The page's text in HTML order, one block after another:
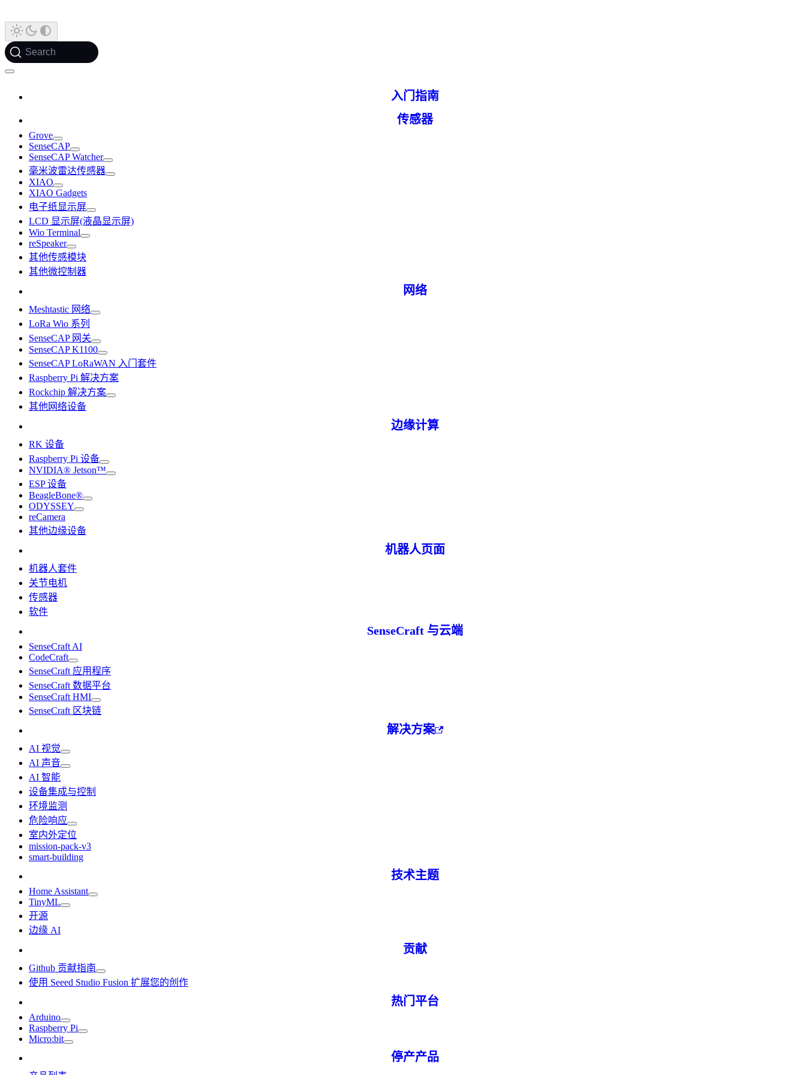
Search
入门指南
传感器
Grove
SenseCAP
SenseCAP Watcher
毫米波雷达传感器
XIAO
XIAO Gadgets
电子纸显示屏
LCD 显示屏(液晶显示屏)
Wio Terminal
reSpeaker
其他传感模块
其他微控制器
网络
Meshtastic 网络
LoRa Wio 系列
SenseCAP 网关
SenseCAP K1100
SenseCAP LoRaWAN 入门套件
Raspberry Pi 解决方案
Rockchip 解决方案
其他网络设备
边缘计算
RK 设备
Raspberry Pi 设备
NVIDIA® Jetson™
ESP 设备
BeagleBone®
ODYSSEY
reCamera
其他边缘设备
机器人页面
机器人套件
关节电机
传感器
软件
SenseCraft 与云端
SenseCraft AI
CodeCraft
SenseCraft 应用程序
SenseCraft 数据平台
SenseCraft HMI
SenseCraft 区块链
解决方案
AI 视觉
AI 声音
AI 智能
设备集成与控制
环境监测
危险响应
室内外定位
mission-pack-v3
smart-building
技术主题
Home Assistant
TinyML
开源
边缘 AI
贡献
Github 贡献指南
使用 Seeed Studio Fusion 扩展您的创作
热门平台
Arduino
Raspberry Pi
Micro:bit
停产产品